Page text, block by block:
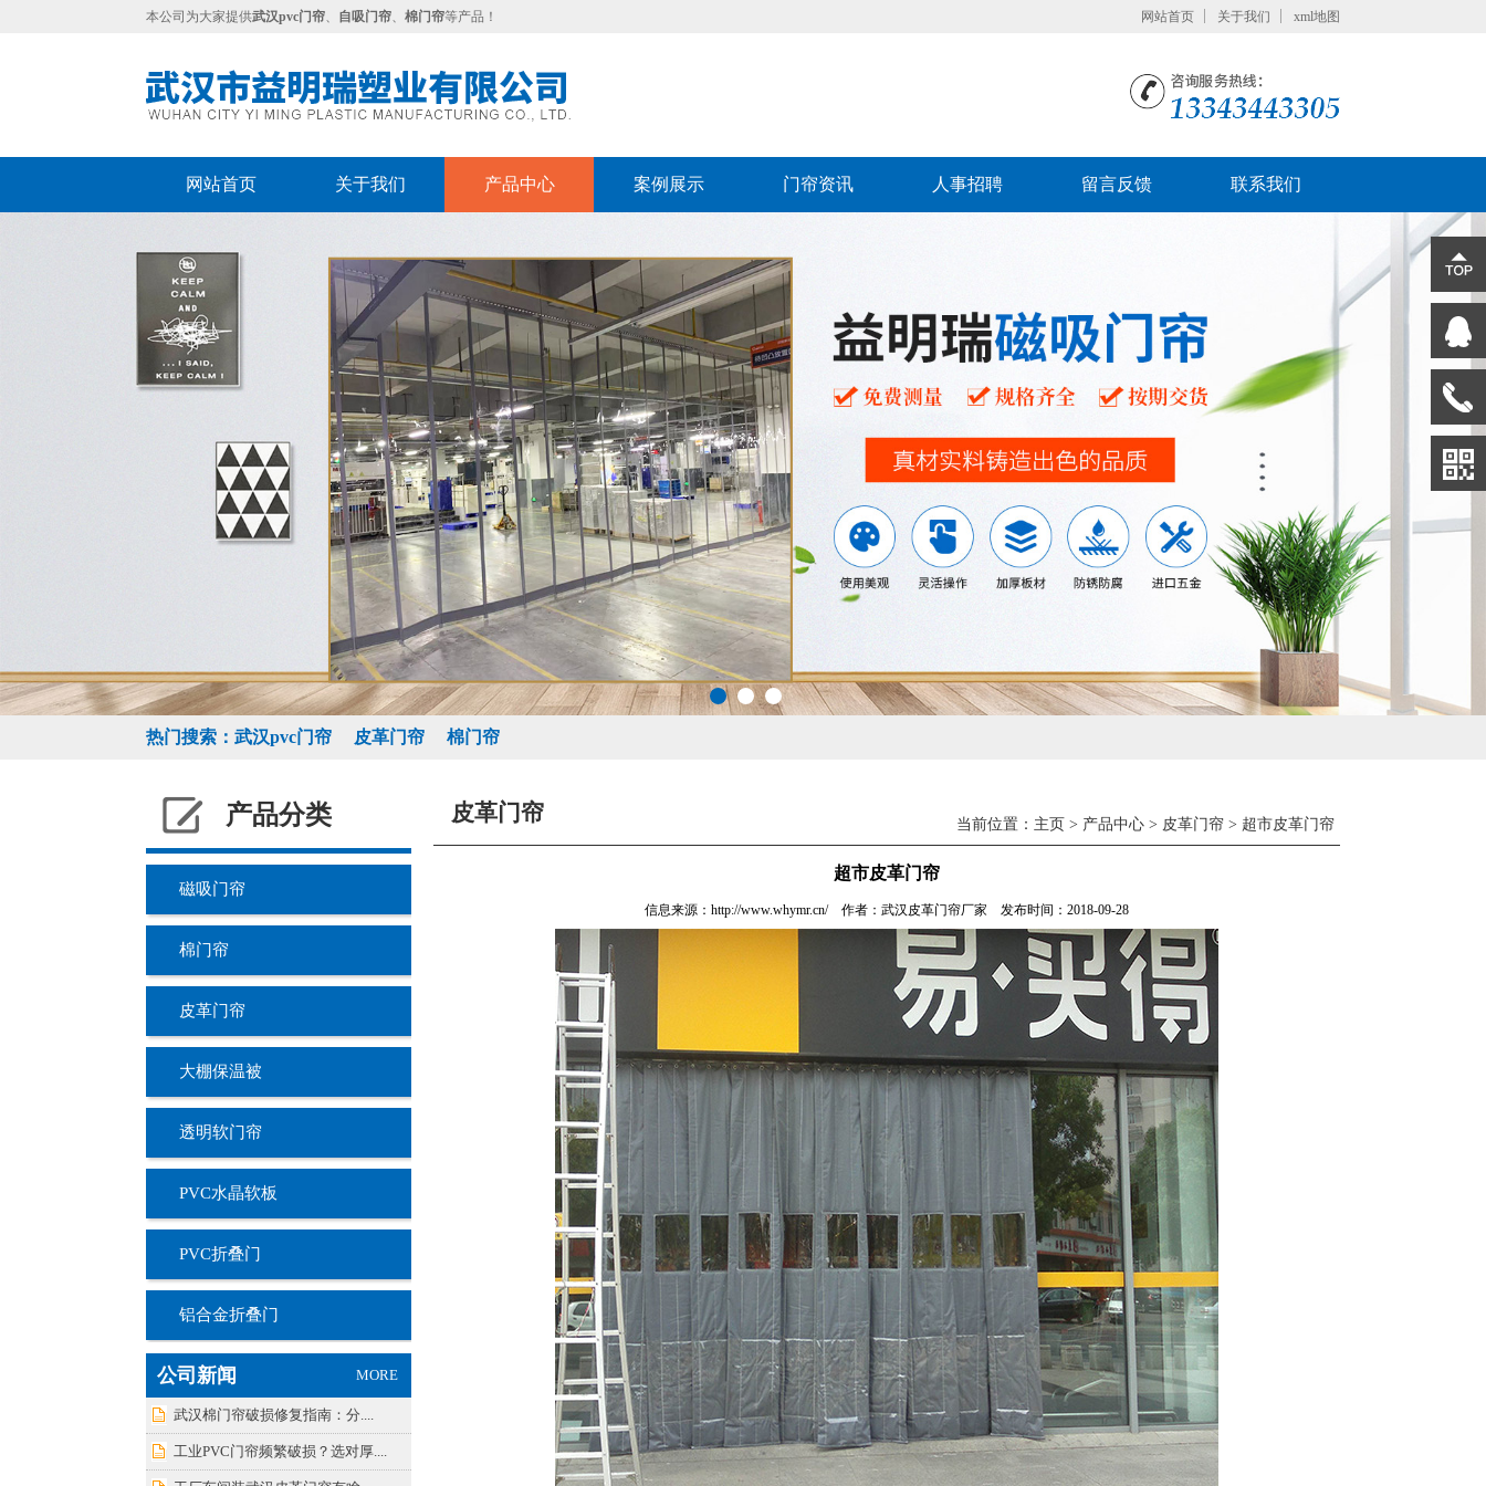
本公司为大家提供武汉pvc门帘、 自吸门帘、 棉门帘等产品！ 网站首页 关于我们 xml地图
网站首页 关于我们 产品中心 案例展示 门帘资讯 人事招聘 留言反馈 联系我们
热门搜索： 武汉pvc门帘 皮革门帘 棉门帘
产品分类
磁吸门帘
棉门帘
皮革门帘
大棚保温被
透明软门帘
PVC水晶软板
PVC折叠门
铝合金折叠门
公司新闻 MORE
武汉棉门帘破损修复指南：分....
工业PVC门帘频繁破损？选对厚....
皮革门帘 当前位置： 主页 > 产品中心> 皮革门帘> 超市皮革门帘
超市皮革门帘
信息来源：http://www.whymr.cn/ 作者： 武汉皮革门帘厂家 发布时间：2018-09-28
在线咨
询